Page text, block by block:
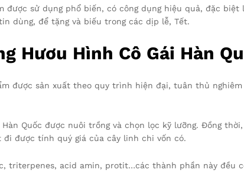
sử dụng phổ biến, có công dụng hiệu quả, đặc
dùng, để tặng và biếu trong các dịp lễ, Tết.
Hươu Hình Cô Gái Hàn
được sản xuất theo quy trình hiện đại, tuân thủ
Quốc được nuôi trồng và chọn lọc kỹ lưỡng. Đồng
được tính quý giá của cây linh chi vốn có.
triterpenes, acid amin, protit…các thành phần này đều